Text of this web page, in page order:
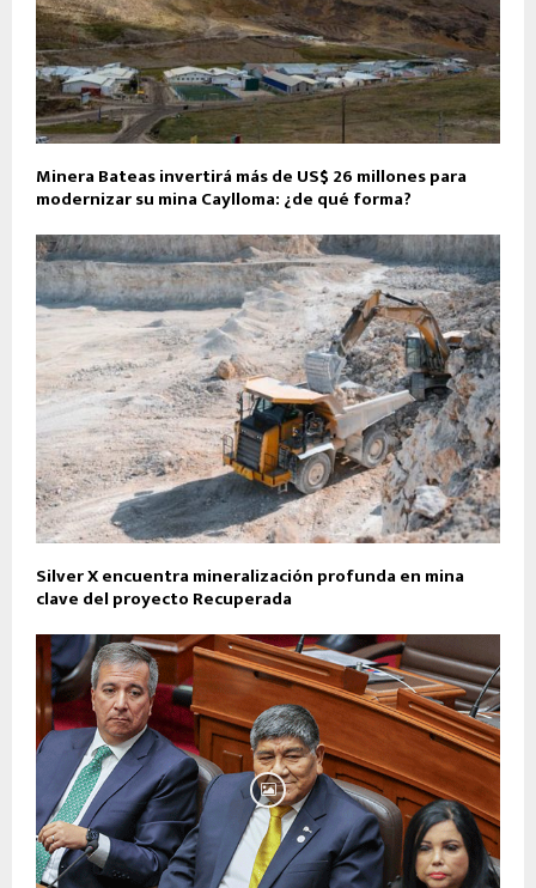
Minera Bateas invertirá más de US$ 26 millones para
modernizar su mina Caylloma: ¿de qué forma?
Silver X encuentra mineralización profunda en mina
clave del proyecto Recuperada